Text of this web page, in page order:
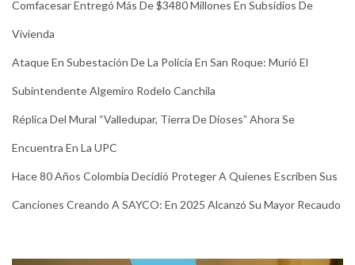
Comfacesar Entregó Más De $3480 Millones En Subsidios De
Vivienda
Ataque En Subestación De La Policía En San Roque: Murió El
Subintendente Algemiro Rodelo Canchila
Réplica Del Mural “Valledupar, Tierra De Dioses” Ahora Se
Encuentra En La UPC
Hace 80 Años Colombia Decidió Proteger A Quienes Escriben Sus
Canciones Creando A SAYCO: En 2025 Alcanzó Su Mayor Recaudo